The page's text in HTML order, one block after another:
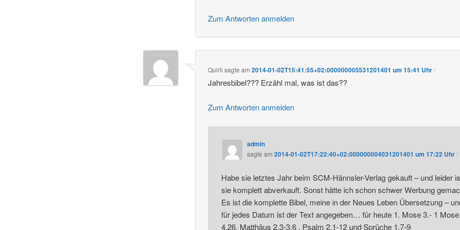
Zum Antworten anmelden
Quirli sagte am2014-01-02T15:41:55+02:000000005531201401 um 15:41 Uhr :
Jahresbibel??? Erzähl mal, was ist das??
Zum Antworten anmelden
admin
sagte am 2014-01-02T17:22:40+02:000000004031201401 um 17:22 Uhr :
Habe sie letztes Jahr beim SCM-Hännsler-Verlag gekauft – und leider
sie komplett abverkauft. Sonst hätte ich schon schwer Werbung
Es ist die komplette Bibel, meine in der Neues Leben Übersetzung –
für jedes Datum ist der Text angegeben… für heute 1. Mose 3.- 1 Mose
4.26, Matthäus 2.3-3,6 , Psalm 2,1-12 und Sprüche 1,7-9